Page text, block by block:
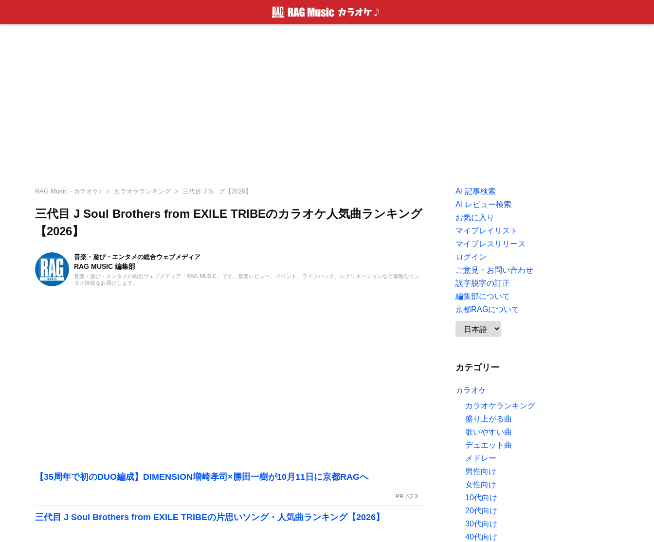
RAG Music - カラオケ♪ カラオケランキング 三代目 J S...グ【2026】
三代目 J Soul Brothers from EXILE TRIBEのカラオケ人気曲ランキング
【2026】
音楽・遊び・エンタメの総合ウェブメディア
RAG MUSIC 編集部
音楽・遊び・エンタメの総合ウェブメディア「RAG MUSIC」です。音楽レビュー、イベント、ライフハック、レクリエーションなど素敵なエン
タメ情報をお届けします。
【35周年で初のDUO編成】DIMENSION増崎孝司×勝田一樹が10月11日に京都RAGへ
PR favorite_border 3
三代目 J Soul Brothers from EXILE TRIBEの片思いソング・人気曲ランキング【2026】
AI 記事検索
AI レビュー検索
お気に入り
マイプレイリスト
マイプレスリリース
ログイン
ご意見・お問い合わせ
誤字脱字の訂正
編集部について
京都RAGについて
カテゴリー
カラオケ
カラオケランキング
盛り上がる曲
歌いやすい曲
デュエット曲
メドレー
男性向け
女性向け
10代向け
20代向け
30代向け
40代向け